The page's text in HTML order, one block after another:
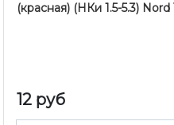
(красная) (НКи 1.5-5.3)
12 руб